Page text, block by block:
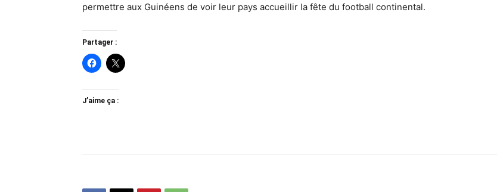
permettre aux Guinéens de voir leur pays accueillir la fête du football continental.
Partager :
J’aime ça :